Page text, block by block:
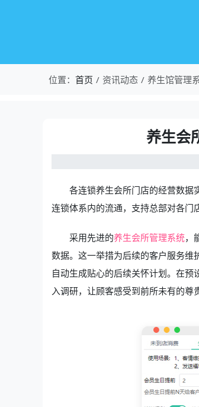
位置： 首页 资讯动态 养生馆管理
养生会
各连锁养生会所门店的经营数据
连锁体系内的流通，支持总部对各门
采用先进的养生会所管理系统，
数据。这一举措为后续的客户服务维
自动生成贴心的后续关怀计划。在
入调研，让顾客感受到前所未有的